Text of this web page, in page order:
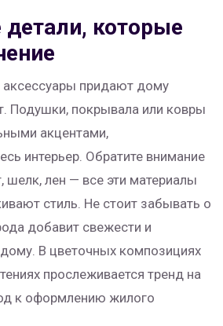
которые
аксессуары придают дому
Подушки, покрывала или ковры
акцентами,
интерьер. Обратите внимание
шелк, лен — все эти материалы
стиль. Не стоит забывать о
добавит свежести и
В цветочных композициях
прослеживается тренд на
к оформлению жилого